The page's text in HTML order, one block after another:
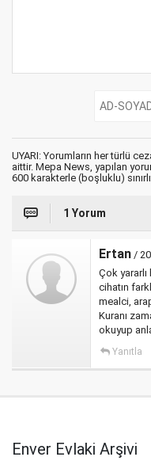
UYARI: Yorumların her türlü
aittir. Mepa News, yapılan
600 karakterle (boşluklu)
1 Yorum
Ertan /
Çok
cihatın
mealci,
Kuranı
okuyup
Yanıtla
Enver Evlaki Arşivi